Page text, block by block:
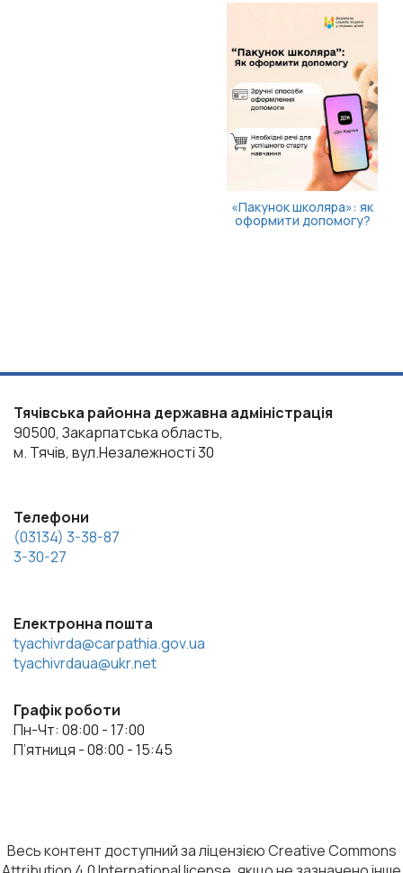
«Пакунок школяра»: як
оформити допомогу?
Тячівська районна державна адміністрація
90500, Закарпатська область,
м. Тячів, вул.Незалежності 30
Телефони
(03134) 3-38-87
3-30-27
Електронна пошта
tyachivrda@carpathia.gov.ua
tyachivrdaua@ukr.net
Графік роботи
Пн-Чт: 08:00 - 17:00
П’ятниця - 08:00 - 15:45
Весь контент доступний за ліцензією Creative Commons